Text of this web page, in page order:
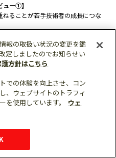
ュー①】
ることが若手技術者の成長につな
ュー②】
放電加工技術者になるには5年ほ
雄 氏
報の取扱い状況の変更を鑑
定しましたのでお知らせい
方針はこちら
での体験を向上させ、コン
、ウェブサイトのトラフィ
を使用しています。
ウェ